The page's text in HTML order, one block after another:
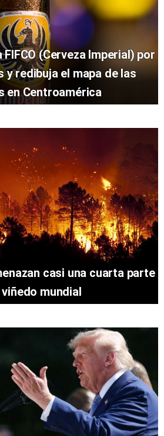
(Cerveza Imperial) por
y redibuja el mapa de las
en Centroamérica
casi una cuarta parte
mundial